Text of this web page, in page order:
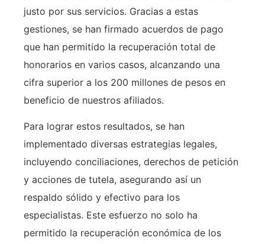
justo por sus servicios. Gracias a estas
gestiones, se han firmado acuerdos de pago
que han permitido la recuperación total de
honorarios en varios casos, alcanzando una
cifra superior a los 200 millones de pesos en
beneficio de nuestros afiliados.
Para lograr estos resultados, se han
implementado diversas estrategias legales,
incluyendo conciliaciones, derechos de petición
y acciones de tutela, asegurando así un
respaldo sólido y efectivo para los
especialistas. Este esfuerzo no solo ha
permitido la recuperación económica de los